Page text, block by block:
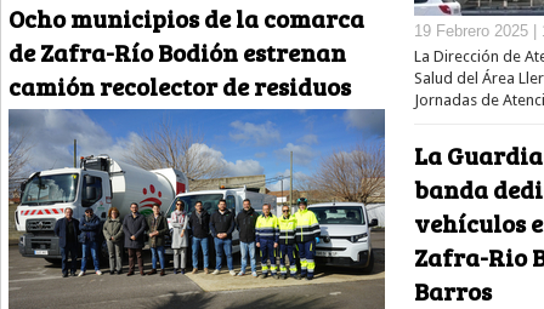
Ocho municipios de la comarca
de Zafra-Río Bodión estrenan
camión recolector de residuos
19 Febrero 2025
La Dirección de
Salud del Área
Jornadas de
La
banda
vehículos
Zafra-Rio
Barros